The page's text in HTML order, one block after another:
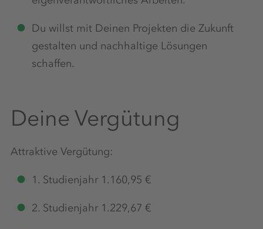
Du willst mit Deinen Projekten die Zukunft
gestalten und nachhaltige Lösungen
schaffen.
Deine Vergütung
Attraktive Vergütung:
1. Studienjahr 1.160,95 €
2. Studienjahr 1.229,67 €